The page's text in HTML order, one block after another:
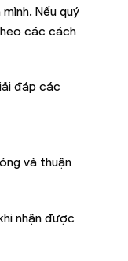
Nếu quý
các cách
đáp các
và thuận
nhận được